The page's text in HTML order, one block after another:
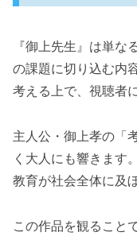
『御上先生』は単
の課題に切り込む内
考える上で、視聴者
主人公・御上孝の「
く大人にも響きます
教育が社会全体に及
この作品を観ること